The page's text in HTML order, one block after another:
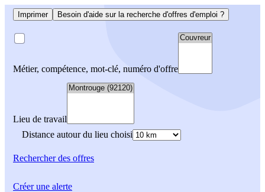
Imprimer Besoin d'aide sur la recherche d'offres d'emploi ?
Métier, compétence, mot-clé, numéro d'offre
Lieu de travail
Distance autour du lieu choisi
Rechercherdes offres
Créer une alerte